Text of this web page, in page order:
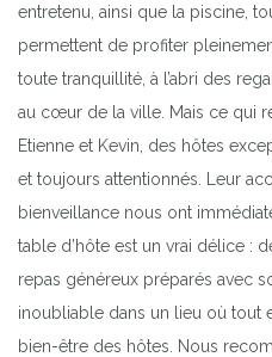
entretenu, ainsi que la piscine,
permettent de profiter
toute tranquillité, à l’abri des
au cœur de la ville. Mais ce qui
Etienne et Kevin, des hôtes
et toujours attentionnés. Leur
bienveillance nous ont
table d’hôte est un vrai délice :
repas généreux préparés avec
inoubliable dans un lieu où tout
bien-être des hôtes. Nous